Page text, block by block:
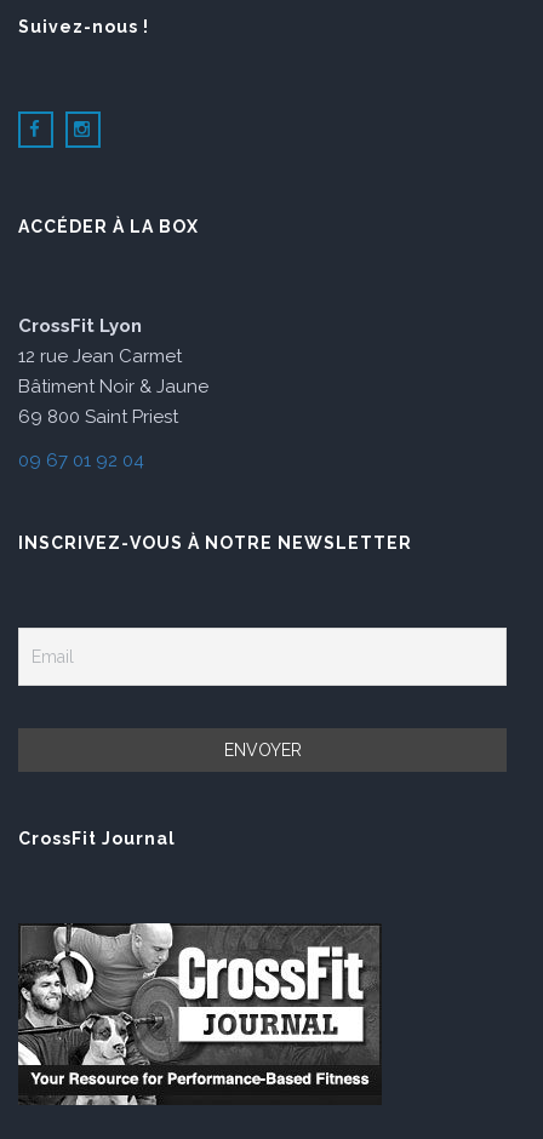
Suivez-nous !
ACCÉDER À LA BOX
CrossFit Lyon
12 rue Jean Carmet
Bâtiment Noir & Jaune
69 800 Saint Priest
09 67 01 92 04
INSCRIVEZ-VOUS À NOTRE NEWSLETTER
CrossFit Journal